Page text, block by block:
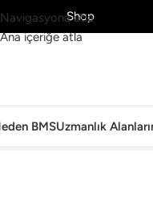
Navigasyona atla
Ana içeriğe atla
KeşfetShop
BMSUzmanlık
Ana Sayfa›Sofra Grubu›